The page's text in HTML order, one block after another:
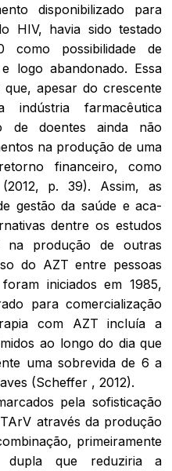
disponibilizado para
HIV, havia sido testado
como possibilidade de
logo abandonado. Essa
apesar do crescente
farmacêutica
de doentes ainda não
na produção de uma
financeiro, como
p. 39). Assim, as
gestão da saúde e aca-
dentre os estudos
na produção de outras
do AZT entre pessoas
iniciados em 1985,
para comercialização
com AZT incluía a
ao longo do dia que
uma sobrevida de 6 a
(Scheffer , 2012).
pela sofisticação
através da produção
primeiramente
que reduziria a